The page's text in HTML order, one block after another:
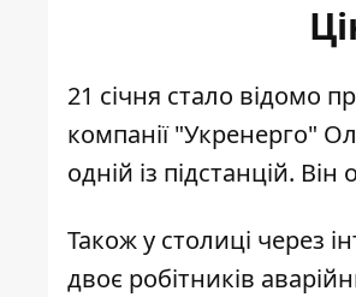
21 січня стало відомо
компанії "Укренерго"
одній із підстанцій.
Також у столиці через
двоє робітників